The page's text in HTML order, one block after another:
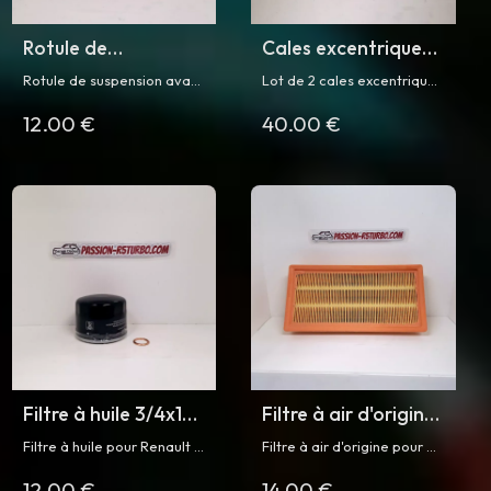
Rotule de
suspension avant
turbo
Rotule de suspension avant
Turbo phase 1 et 2
12.00 €
Cales excentriques
pour R5 turbo
Lot de 2 cales excentriques
pour Renault 5 Turbo et
40.00 €
Filtre à huile 3/4x16
pour R5 Turbo
Filtre à huile pour Renault 5
Filtre à air d'origine
pour R5 Turbo et
Filtre à air d'origine pour R5